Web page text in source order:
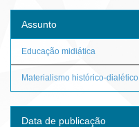
Assunto
Educação midiática
Materialismo histórico-dialético
Data de publicação